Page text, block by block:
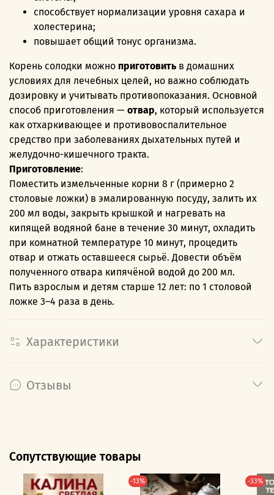
способствует нормализации уровня сахара и
холестерина;
повышает общий тонус организма.
Корень солодки можно приготовить в домашних
условиях для лечебных целей, но важно соблюдать
дозировку и учитывать противопоказания. Основной
способ приготовления — отвар, который используется
как отхаркивающее и противовоспалительное
средство при заболеваниях дыхательных путей и
желудочно-кишечного тракта.
Приготовление:
Поместить измельченные корни 8 г (примерно 2
столовые ложки) в эмалированную посуду, залить их
200 мл воды, закрыть крышкой и нагревать на
кипящей водяной бане в течение 30 минут, охладить
при комнатной температуре 10 минут, процедить
отвар и отжать оставшееся сырьё. Довести объём
полученного отвара кипячёной водой до 200 мл.
Пить взрослым и детям старше 12 лет: по 1 столовой
ложке 3–4 раза в день.
Характеристики
Отзывы
Сопутствующие товары
-13% -33%